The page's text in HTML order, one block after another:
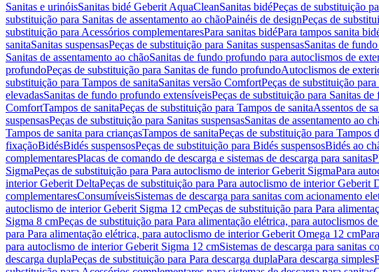
Sanitas e urinóisSanitas bidé Geberit AquaCleanSanitas bidéPeças de substituição
substituição para Sanitas de assentamento ao chãoPainéis de designPeças de
substituição para Acessórios complementaresPara sanitas bidéPara tampos sanita
sanitaSanitas suspensasPeças de substituição para Sanitas suspensasSanitas de
Sanitas de assentamento ao chãoSanitas de fundo profundo para autoclismos de
profundoPeças de substituição para Sanitas de fundo profundoAutoclismos de
substituição para Tampos de sanitaSanitas versão ComfortPeças de substituição
elevadasSanitas de fundo profundo extensíveisPeças de substituição para Sanitas
ComfortTampos de sanitaPeças de substituição para Tampos de sanitaAssentos de
suspensasPeças de substituição para Sanitas suspensasSanitas de assentamento ao
Tampos de sanita para criançasTampos de sanitaPeças de substituição para Tampos
fixaçãoBidésBidés suspensosPeças de substituição para Bidés suspensosBidés ao
complementaresPlacas de comando de descarga e sistemas de descarga para sanitas
SigmaPeças de substituição para Para autoclismo de interior Geberit SigmaPara
interior Geberit DeltaPeças de substituição para Para autoclismo de interior Geberit
complementaresConsumíveisSistemas de descarga para sanitas com acionamento
autoclismo de interior Geberit Sigma 12 cmPeças de substituição para Para
Sigma 8 cmPeças de substituição para Para alimentação elétrica, para autoclismos
para Para alimentação elétrica, para autoclismo de interior Geberit Omega 12 cm
para autoclismo de interior Geberit Sigma 12 cmSistemas de descarga para sanitas
descarga duplaPeças de substituição para Para descarga duplaPara descarga simples